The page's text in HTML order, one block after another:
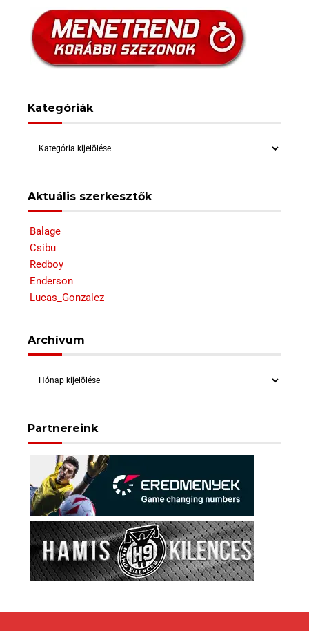
Kategóriák
Kategóriák
Aktuális szerkesztők
Balage
Csibu
Redboy
Enderson
Lucas_Gonzalez
Archívum
Archívum
Partnereink